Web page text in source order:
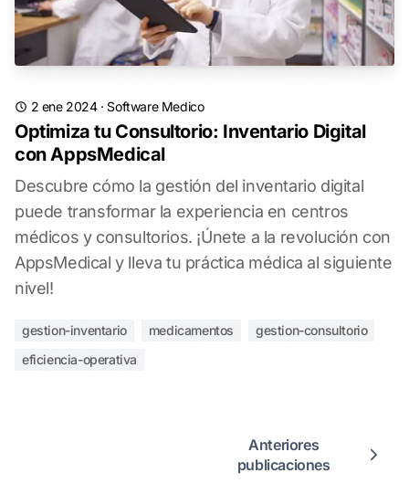
2 ene 2024· Software Medico
Optimiza tu Consultorio: Inventario Digital
con AppsMedical
Descubre cómo la gestión del inventario digital
puede transformar la experiencia en centros
médicos y consultorios. ¡Únete a la revolución con
AppsMedical y lleva tu práctica médica al siguiente
nivel!
gestion-inventario medicamentos
gestion-consultorio
eficiencia-operativa
Anteriores
publicaciones